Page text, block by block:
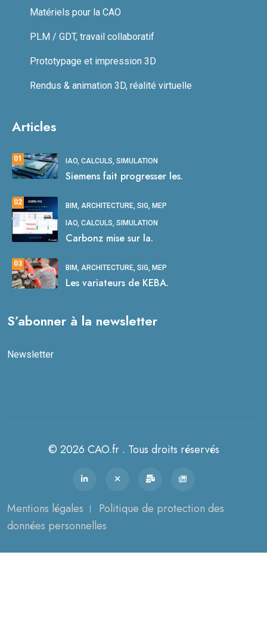
Matériels pour la CAO
PLM / GDT, travail collaboratif
Prototypage et impression 3D
Rendus & animation 3D, réalité virtuelle
Articles
01 IAO, CALCULS, SIMULATION
Siemens fait progresser les.
02 BIM, ARCHITECTURE, SIG, MEP
IAO, CALCULS, SIMULATION
Carbonz mise sur la.
03 BIM, ARCHITECTURE, SIG, MEP
Les variateurs de KEBA.
S’abonner à la newsletter
Newsletter
© 2026 CAO.fr . Tous droits réservés
Mentions légales
Politique de protection des
données personnelles